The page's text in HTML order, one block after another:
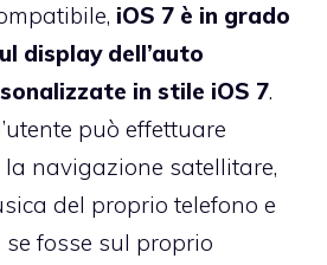
iOS 7 è in grado
display dell’auto
in stile iOS 7.
può effettuare
la navigazione satellitare,
del proprio telefono e
fosse sul proprio